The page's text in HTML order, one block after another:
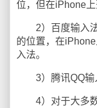
位，但在iPhone上
2）百度输入法
的位置，在
入法。
3）腾讯QQ输入
4）对于大多数